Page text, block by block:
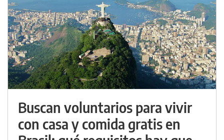
Buscan voluntarios para vivir
con casa y comida gratis en